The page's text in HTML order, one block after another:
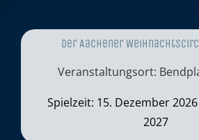
Der Aachener
Veranstaltungsort:
Spielzeit: 15. Dezember
2027